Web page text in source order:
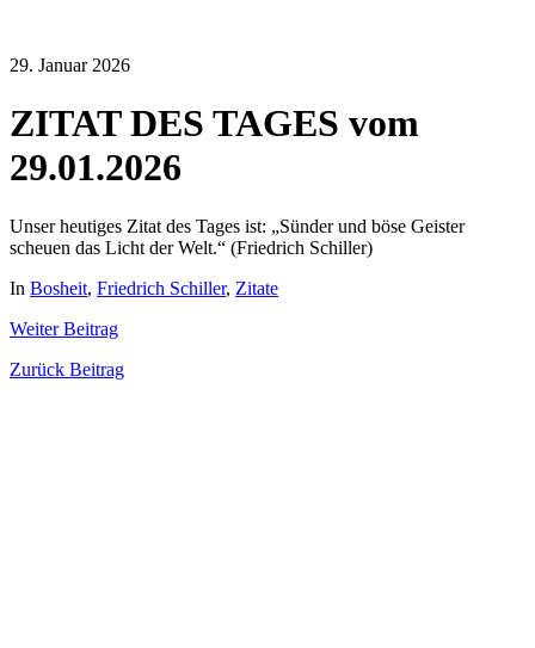
29. Januar 2026
ZITAT DES TAGES vom
29.01.2026
Unser heutiges Zitat des Tages ist: „Sünder und böse Geister
scheuen das Licht der Welt.“ (Friedrich Schiller)
In Bosheit, Friedrich Schiller, Zitate
WeiterBeitrag
Zurück Beitrag